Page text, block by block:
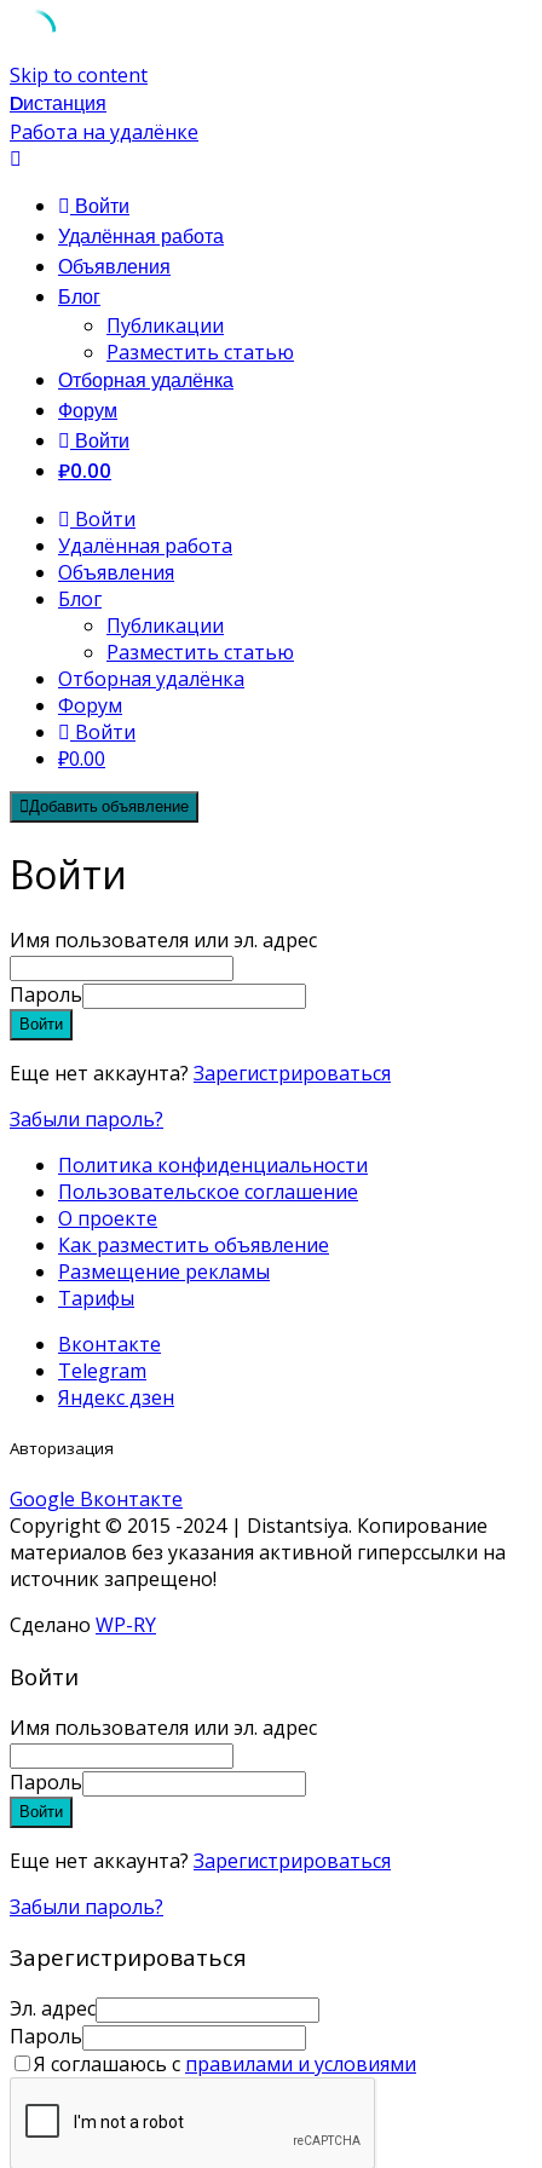
Skip to content
Dистанция
Работа на удалёнке
Войти
Удалённая работа
Объявления
Блог
Публикации
Разместить статью
Отборная удалёнка
Форум
Войти
₽0.00
Войти
Удалённая работа
Объявления
Блог
Публикации
Разместить статью
Отборная удалёнка
Форум
Войти
₽0.00
Добавить объявление
Войти
Имя пользователя или эл. адрес
Пароль
Войти
Еще нет аккаунта? Зарегистрироваться
Забыли пароль?
Политика конфиденциальности
Пользовательское соглашение
О проекте
Как разместить объявление
Размещение рекламы
Тарифы
Вконтакте
Telegram
Яндекс дзен
Авторизация
Google Вконтакте
Copyright © 2015 -2024 | Distantsiya. Копирование
материалов без указания активной гиперссылки на
источник запрещено!
Сделано WP-RY
Войти
Имя пользователя или эл. адрес
Пароль
Войти
Еще нет аккаунта? Зарегистрироваться
Забыли пароль?
Зарегистрироваться
Эл. адрес
Пароль
Я соглашаюсь с правилами и условиями